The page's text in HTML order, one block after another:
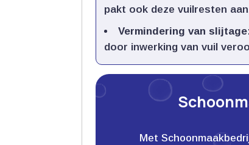
pakt ook deze vuilresten
Vermindering van
door inwerking van vuil
Met